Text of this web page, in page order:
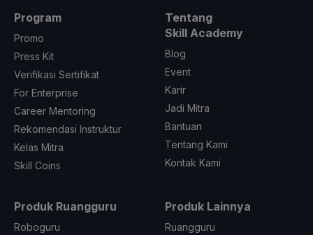
Program
Promo
Press Kit
Verifikasi Sertifikat
For Enterprise
Career Mentoring
Rekomendasi Instruktur
Kelas Mitra
Skill Coins
Tentang
Skill Academy
Blog
Event
Karir
Jadi Mitra
Bantuan
Tentang Kami
Kontak Kami
Produk Ruangguru
Roboguru
Produk Lainnya
Ruangguru